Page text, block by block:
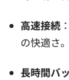
高速接続
の快適さ。
長時間バ